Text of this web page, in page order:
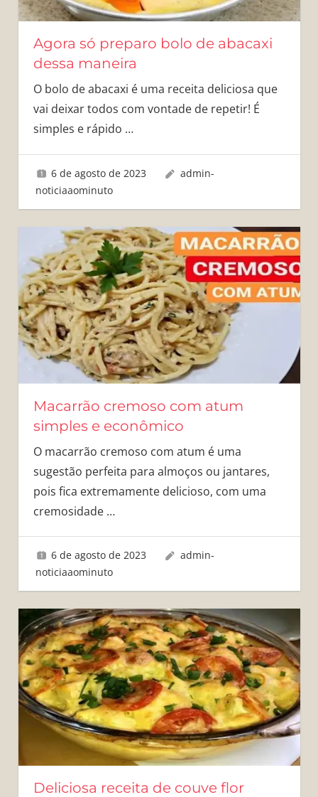
Agora só preparo bolo de abacaxi
dessa maneira
O bolo de abacaxi é uma receita deliciosa que
vai deixar todos com vontade de repetir! É
simples e rápido …
6 de agosto de 2023
admin-
noticiaaominuto
Macarrão cremoso com atum
simples e econômico
O macarrão cremoso com atum é uma
sugestão perfeita para almoços ou jantares,
pois fica extremamente delicioso, com uma
cremosidade …
6 de agosto de 2023
admin-
noticiaaominuto
Deliciosa receita de couve flor